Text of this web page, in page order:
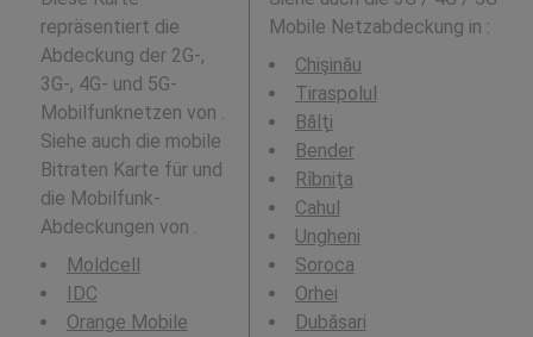
repräsentiert die
Abdeckung der 2G-,
3G-, 4G- und 5G-
Mobilfunknetzen von .
Siehe auch die mobile
Bitraten Karte für und
die Mobilfunk-
Abdeckungen von .
Moldcell
IDC
Orange Mobile
Mobile Netzabdeckung in :
Chişinău
Tiraspolul
Bălţi
Bender
Rîbniţa
Cahul
Ungheni
Soroca
Orhei
Dubăsari